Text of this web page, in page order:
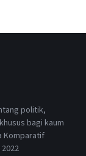
politik,
bagi kaum
Komparatif